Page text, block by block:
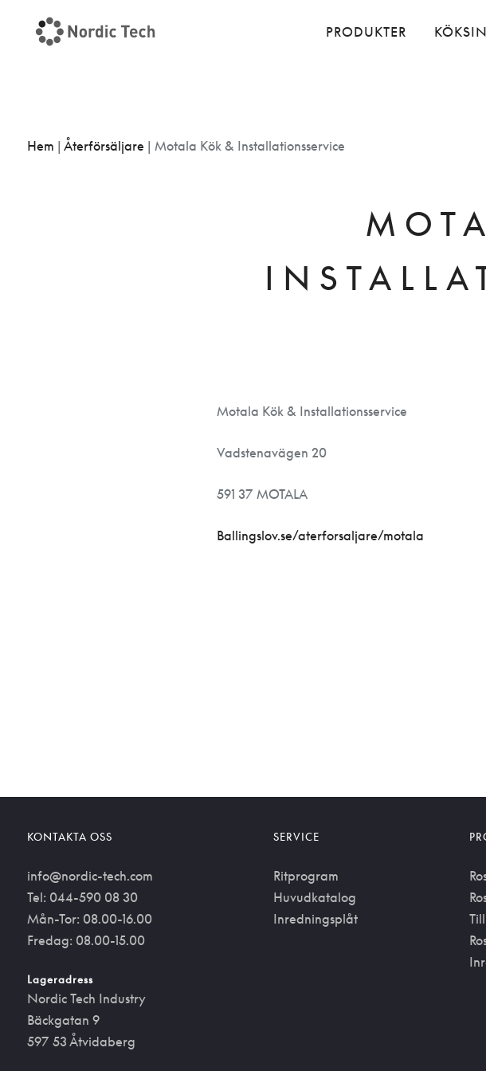
PRODUKTER
Hem | Återförsäljare | Motala Kök & Installationsservice
Motala Kök & Installationsservice
Vadstenavägen 20
591 37 MOTALA
Ballingslov.se/aterforsaljare/motala
KONTAKTA OSS
info@nordic-tech.com
Tel: 044-590 08 30
Mån-Tor: 08.00-16.00
Fredag: 08.00-15.00
Lageradress
Nordic Tech Industry
Bäckgatan 9
597 53 Åtvidaberg
SERVICE
Ritprogram
Huvudkatalog
Inredningsplåt